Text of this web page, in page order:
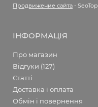
Продвижение сайта - SeoTop
ІНФОРМАЦІЯ
Про магазин
Відгуки (127)
Статті
Доставка і оплата
Обмін і повернення